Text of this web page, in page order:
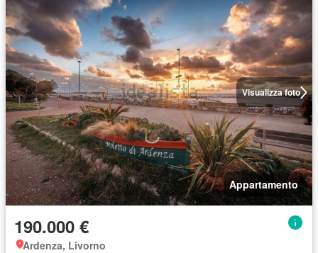
Visualizza foto
Appartamento
190.000 €
Ardenza, Livorno